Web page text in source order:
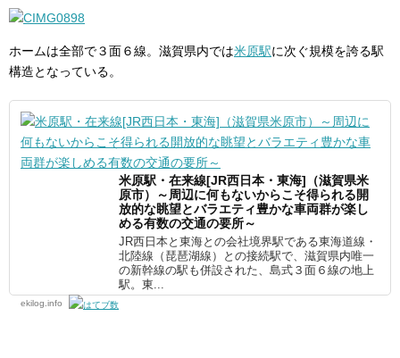
ホームは全部で３面６線。滋賀県内では米原駅に次ぐ規模を誇る駅
構造となっている。
米原駅・在来線[JR西日本・東海]（滋賀県米
原市）～周辺に何もないからこそ得られる開
放的な眺望とバラエティ豊かな車両群が楽し
める有数の交通の要所～
JR西日本と東海との会社境界駅である東海道線・
北陸線（琵琶湖線）との接続駅で、滋賀県内唯一
の新幹線の駅も併設された、島式３面６線の地上
駅。東...
ekilog.info